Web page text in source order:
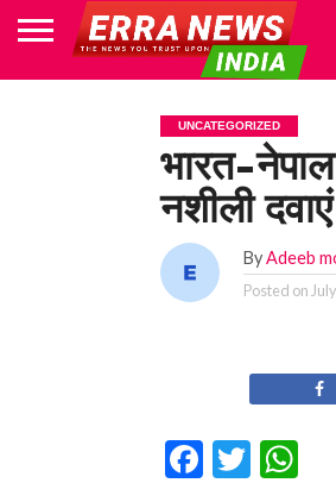
UNCATEGORIZED
भारत-नेपाल
नशीली
ByAdeeb
Posted on